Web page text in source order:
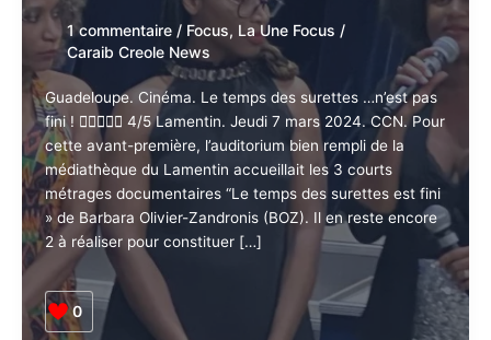
1 commentaire / Focus La Une Focus /
Caraib Creole News
Guadeloupe. Cinéma. Le temps des surettes …n’est
pas fini !  4/5 Lamentin. Jeudi 7 mars 2024.
CCN. Pour cette avant-première, l’auditorium bien
rempli de la médiathèque du Lamentin accueillait les 3
courts métrages documentaires “Le temps des
surettes est fini » de Barbara Olivier-Zandronis (BOZ).
Il en reste encore 2 à réaliser pour constituer […]
0